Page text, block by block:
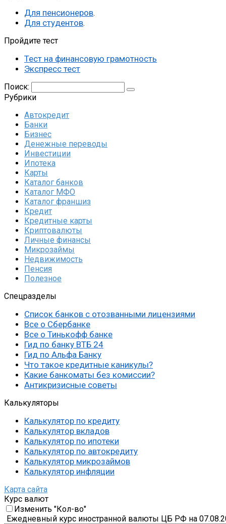
Для пенсионеров.
Для студентов.
Пройдите тест
Тест на финансовую грамотность
Экспресс тест
Поиск:
Рубрики
Автокредит
Банки
Бизнес
Денежные переводы
Инвестиции
Ипотека
Карты
Каталог банков
Каталог МФО
Каталог франшиз
Кредит
Кредитные карты
Криптовалюты
Личные финансы
Микрозаймы
Недвижимость
Пенсия
Полезное
Спецразделы
Список банков с отозванными лицензиями
Все о Сбербанке
Все о Тинькофф банке
Гид по банку ВТБ 24
Гид по Альфа Банку
Что такое кредитные каникулы?
Какие банкоматы без комиссии?
Антикризисные советы
Калькуляторы
Калькулятор по кредиту
Калькулятор вкладов
Калькулятор по ипотеки
Калькулятор по автокредиту
Калькулятор микрозаймов
Калькулятор инфляции
Карта сайта
Курс валют
Изменить "Кол-во"
Ежедневный курс иностранной валюты ЦБ РФ на